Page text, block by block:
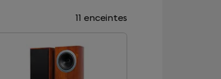
11 enceintes